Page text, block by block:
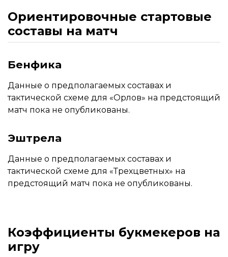
Ориентировочные стартовые
составы на матч
Бенфика
Данные о предполагаемых составах и
тактической схеме для «Орлов» на предстоящий
матч пока не опубликованы.
Эштрела
Данные о предполагаемых составах и
тактической схеме для «Трехцветных» на
предстоящий матч пока не опубликованы.
Коэффициенты букмекеров на
игру